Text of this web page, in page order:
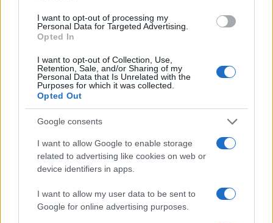
I want to opt-out of processing my
Personal Data for Targeted Advertising.
Opted In
I want to opt-out of Collection, Use,
Retention, Sale, and/or Sharing of my
Personal Data that Is Unrelated with the
Purposes for which it was collected.
Opted Out
Google consents
I want to allow Google to enable storage
related to advertising like cookies on web or
device identifiers in apps.
I want to allow my user data to be sent to
Google for online advertising purposes.
Incidente sulla 125 a Olbia, due auto coinvolte:
danni ingenti
Auto finisce contro un muretto, un ferito ad
Arzachena
Incidente a Baia Sardinia, scontro tra auto e
moto: un ferito
Olbia, le previsioni meteo per lunedì 10 agosto
2026